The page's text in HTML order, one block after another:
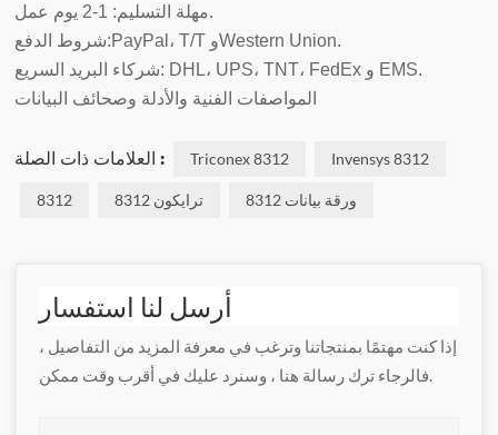
مهلة التسليم: 1-2 يوم عمل.
شروط الدفع:PayPal، T/T وWestern Union.
شركاء البريد السريع: DHL، UPS، TNT، FedEx و EMS.
المواصفات الفنية والأدلة وصحائف البيانات
العلامات ذات الصلة : Triconex 8312 Invensys 8312
8312 ترايكون 8312 ورقة بيانات 8312
أرسل لنا استفسار
إذا كنت مهتمًا بمنتجاتنا وترغب في معرفة المزيد من التفاصيل ،
فالرجاء ترك رسالة هنا ، وسنرد عليك في أقرب وقت ممكن.